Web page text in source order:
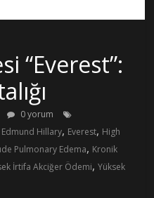
“Everest”:
0 yorum
Edmund Hillary, Everest, High
Pulmonary Edema, Kronik
İrtifa Akciğer Ödemi,Yüksek